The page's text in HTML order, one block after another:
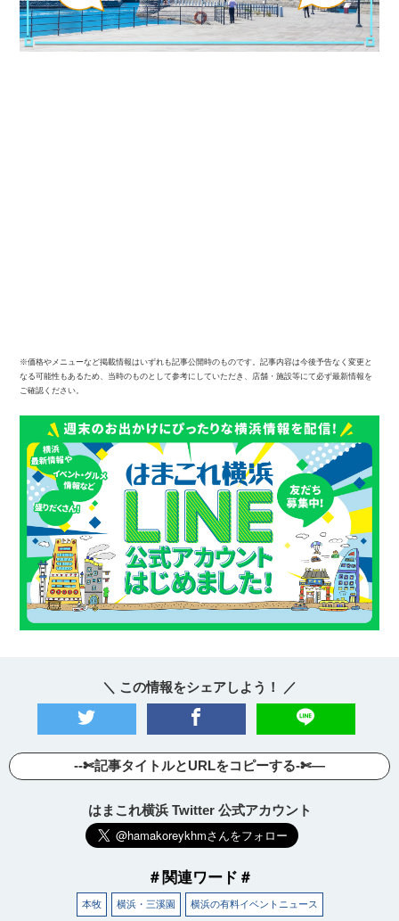
※価格やメニューなど掲載情報はいずれも記事公開時のものです。記事内容は今後予告なく変更と
なる可能性もあるため、当時のものとして参考にしていただき、店舗・施設等にて必ず最新情報を
ご確認ください。
＼ この情報をシェアしよう！ ／
--✄記事タイトルとURLをコピーする-✄—
はまこれ横浜 Twitter 公式アカウント
＃関連ワード＃
本牧 横浜・三溪園 横浜の有料イベントニュース